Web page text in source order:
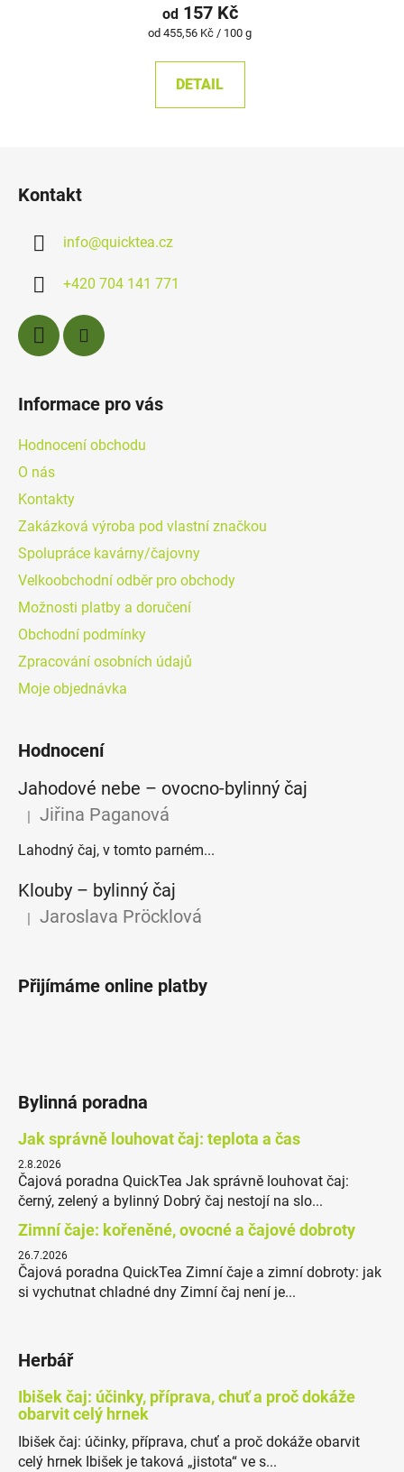
od157 Kč
Měrná
od 455,56 Kč / 100 g
DETAIL
Kontakt
info@quicktea.cz
+420 704 141 771
Informace pro vás
Hodnocení obchodu
O nás
Kontakty
Zakázková výroba pod vlastní značkou
Spolupráce kavárny/čajovny
Velkoobchodní odběr pro obchody
Možnosti platby a doručení
Obchodní podmínky
Zpracování osobních údajů
Moje objednávka
Hodnocení
Jahodové nebe – ovocno-bylinný čaj
Hodnocení produktu je 5 z 5 hvězdiček.
Jiřina Paganová
Lahodný čaj, v tomto parném...
Klouby –⁠⁠⁠⁠⁠ bylinný čaj
Hodnocení produktu je 5 z 5 hvězdiček.
Jaroslava Pröcklová
Přijímáme online platby
Bylinná poradna
Jak správně louhovat čaj: teplota a čas
2.8.2026
Čajová poradna QuickTea Jak správně louhovat čaj:
černý, zelený a bylinný Dobrý čaj nestojí na slo...
Zimní čaje: kořeněné, ovocné a čajové dobroty
26.7.2026
Čajová poradna QuickTea Zimní čaje a zimní dobroty: jak
si vychutnat chladné dny Zimní čaj není je...
Herbář
Ibišek čaj: účinky, příprava, chuť a proč dokáže
obarvit celý hrnek
Ibišek čaj: účinky, příprava, chuť a proč dokáže obarvit
celý hrnek Ibišek je taková „jistota“ ve s...